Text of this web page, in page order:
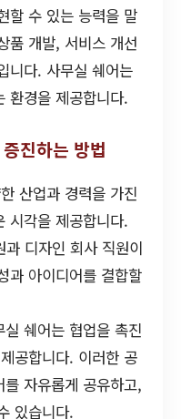
할 수 있는 능력을 말
품 개발, 서비스 개선
니다. 사무실 쉐어는
환경을 제공합니다.
진하는 방법
산업과 경력을 가진
시각을 제공합니다.
디자인 회사 직원이
과 아이디어를 결합할
실 쉐어는 협업을 촉진
공합니다. 이러한 공
자유롭게 공유하고,
있습니다.